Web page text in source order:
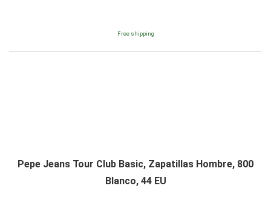
Free shipping
Pepe Jeans Tour Club Basic, Zapatillas Hombre, 800
Blanco, 44 EU